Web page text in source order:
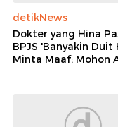
detikNews
Dokter yang Hina
BPJS 'Banyakin Duit
Minta Maaf: Mohon